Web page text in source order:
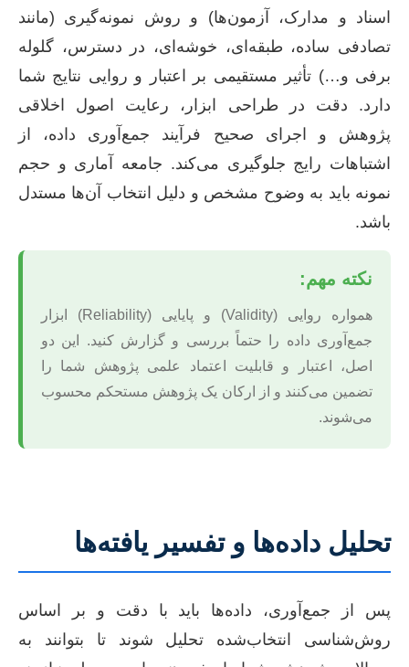
اسناد و مدارک، آزمون‌ها) و روش نمونه‌گیری (مانند
تصادفی ساده، طبقه‌ای، خوشه‌ای، در دسترس، گلوله
برفی و…) تأثیر مستقیمی بر اعتبار و روایی نتایج شما
دارد. دقت در طراحی ابزار، رعایت اصول اخلاقی
پژوهش و اجرای صحیح فرآیند جمع‌آوری داده، از
اشتباهات رایج جلوگیری می‌کند. جامعه آماری و حجم
نمونه باید به وضوح مشخص و دلیل انتخاب آن‌ها مستدل
باشد.
نکته مهم:
همواره روایی (Validity) و پایایی (Reliability) ابزار
جمع‌آوری داده را حتماً بررسی و گزارش کنید. این دو
اصل، اعتبار و قابلیت اعتماد علمی پژوهش شما را
تضمین می‌کنند و از ارکان یک پژوهش مستحکم محسوب
می‌شوند.
تحلیل داده‌ها و تفسیر یافته‌ها
پس از جمع‌آوری، داده‌ها باید با دقت و بر اساس
روش‌شناسی انتخاب‌شده تحلیل شوند تا بتوانند به